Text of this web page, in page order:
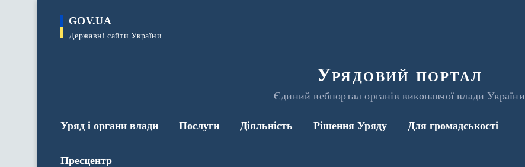
GOV.UA
Державні сайти України
Урядовий портал
Єдиний вебпортал органів виконавчої влади України
Уряд і органи влади Послуги Діяльність Рішення Уряду Для громадськості
Пресцентр